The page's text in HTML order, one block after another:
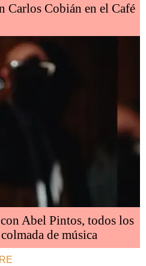
Carlos Cobián en el Café
Abel Pintos, todos los
de música